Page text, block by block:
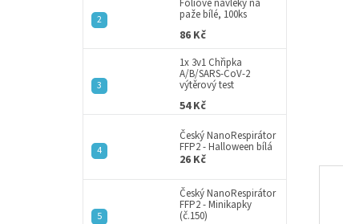
paže bílé, 100ks
86 Kč
1x 3v1 Chřipka
A/B/SARS-CoV-2
výtěrový test
54 Kč
Český NanoRespirátor
FFP2 - Halloween bílá
26 Kč
Český NanoRespirátor
FFP2 - Minikapky
(č.150)